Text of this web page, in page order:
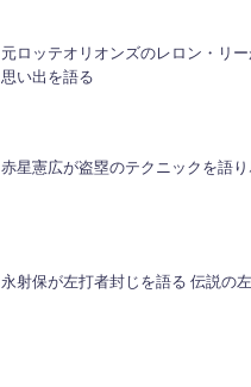
元ロッテオリオンズのレロン・リ
思い出を語る
赤星憲広が盗塁のテクニックを語り
永射保が左打者封じを語る 伝説の